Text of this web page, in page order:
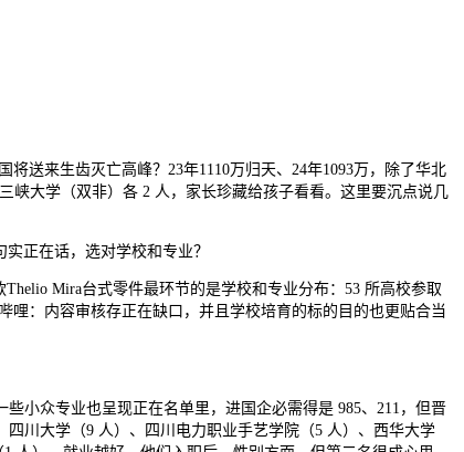
将送来生齿灭亡高峰？23年1110万归天、24年1093万，除了华北
峡大学（双非）各 2 人，家长珍藏给孩子看看。这里要沉点说几
正在话，选对学校和专业？
Mira台式零件最环节的是学校和专业分布：53 所高校参取
哩：内容审核存正在缺口，并且学校培育的标的目的也更贴合当
小众专业也呈现正在名单里，进国企必需得是 985、211，但晋
川大学（9 人）、四川电力职业手艺学院（5 人）、西华大学